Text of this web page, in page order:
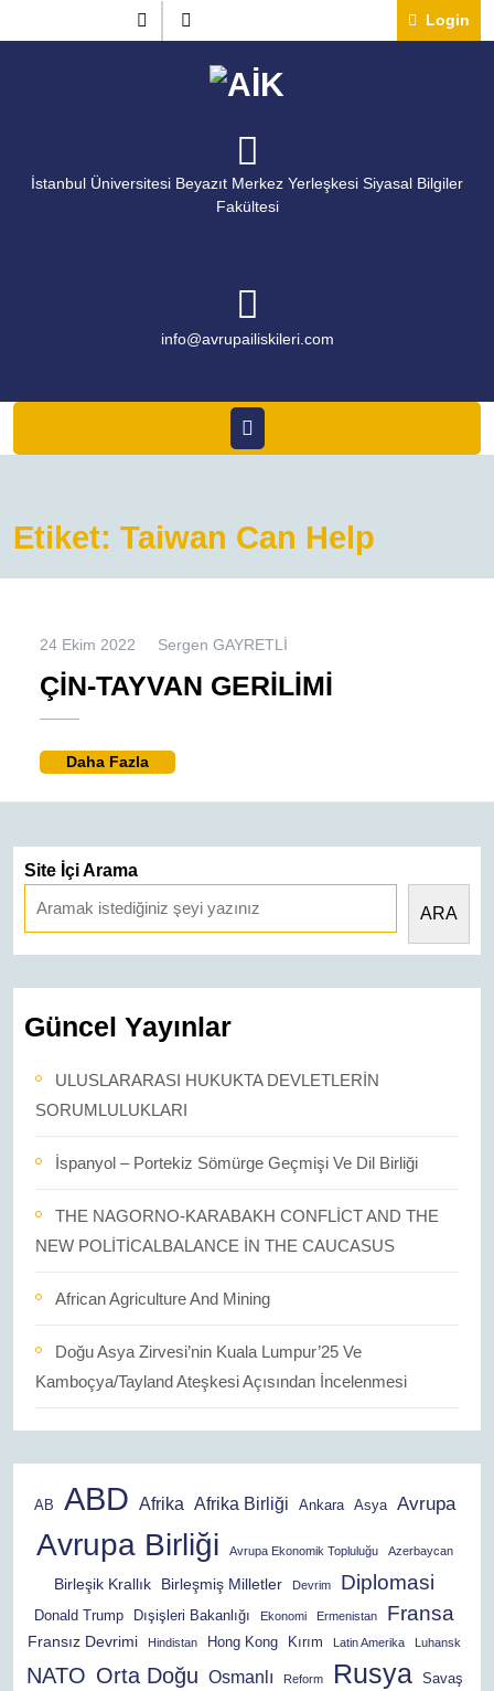
to
Instagram Login
İstanbul Üniversitesi Beyazıt Merkez Yerleşkesi Siyasal Bilgiler
Fakültesi
info@avrupailiskileri.com
Etiket: Taiwan Can Help
24 Ekim 2022
2022
Sergen GAYRETLİ
ÇIN-TAYVAN GERILIMI
Daha Fazla Daha
Site İçi Arama
ARA
Güncel Yayınlar
ULUSLARARASI HUKUKTA DEVLETLERİN
SORUMLULUKLARI
İspanyol – Portekiz Sömürge Geçmişi Ve Dil Birliği
THE NAGORNO-KARABAKH CONFLİCT AND THE
NEW POLİTİCALBALANCE İN THE CAUCASUS
African Agriculture And Mining
Doğu Asya Zirvesi’nin Kuala Lumpur’25 Ve
Kamboçya/Tayland Ateşkesi Açısından İncelenmesi
AB ABD Afrika Afrika Birliği Ankara Asya Avrupa
Avrupa Birliği Avrupa Ekonomik Topluluğu Azerbaycan
Birleşik Krallık Birleşmiş Milletler Devrim Diplomasi
Donald Trump Dışişleri Bakanlığı Ekonomi Ermenistan Fransa
Fransız Devrimi Hindistan Hong Kong Kırım Latin Amerika Luhansk
NATO Orta Doğu Osmanlı Reform Rusya Savaş